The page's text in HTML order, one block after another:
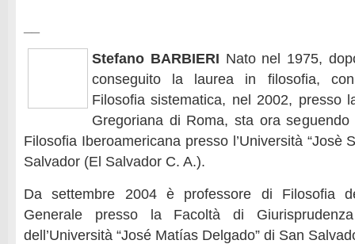
Stefano BARBIERI Nato nel 1975,
conseguito la laurea in filosofia,
Filosofia sistematica, nel 2002, presso
Gregoriana di Roma, sta ora
Filosofia Iberoamericana presso l’Università “Josè
Salvador (El Salvador C. A.).
Da settembre 2004 è professore di Filosofia
Generale presso la Facoltà di
dell’Università “José Matías Delgado” di San